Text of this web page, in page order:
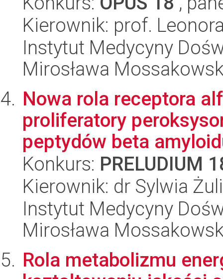
Kierownik: prof.
Instytut Medycyny
Mirosława
Nowa rola receptora
proliferatory
peptydów beta
Konkurs: PRELUDIUM
Kierownik: dr Sylwia
Instytut Medycyny
Mirosława
Rola metabolizmu